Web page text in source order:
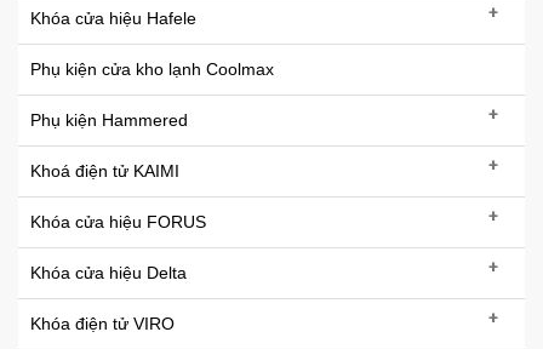
Khóa cửa hiệu Hafele +
Phụ kiện cửa kho lạnh Coolmax
Phụ kiện Hammered +
Khoá điện tử KAIMI +
Khóa cửa hiệu FORUS +
Khóa cửa hiệu Delta +
Khóa điện tử VIRO +